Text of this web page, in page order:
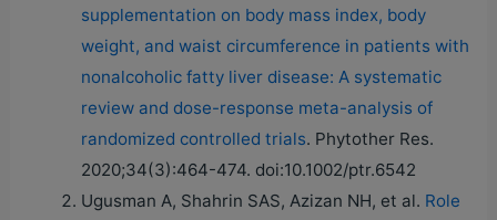
supplementation on body mass index, body
weight, and waist circumference in patients with
nonalcoholic fatty liver disease: A systematic
review and dose-response meta-analysis of
randomized controlled trials. Phytother Res.
2020;34(3):464-474. doi:10.1002/ptr.6542
Ugusman A, Shahrin SAS, Azizan NH, et al. Role